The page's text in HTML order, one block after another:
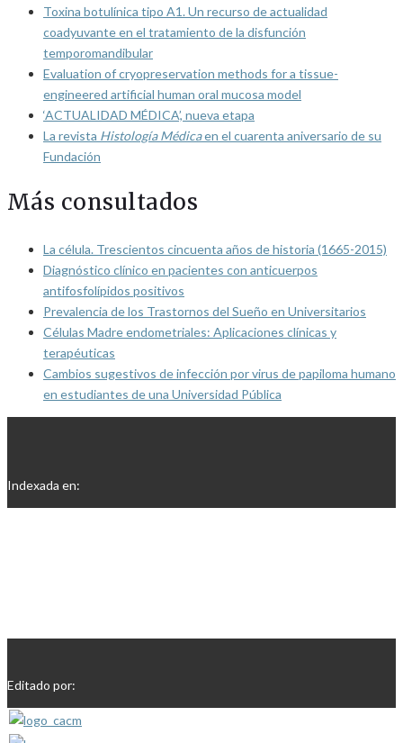
Toxina botulínica tipo A1. Un recurso de actualidad
coadyuvante en el tratamiento de la disfunción
temporomandibular
Evaluation of cryopreservation methods for a tissue-
engineered artificial human oral mucosa model
‘ACTUALIDAD MÉDICA’, nueva etapa
La revista Histología Médicaen el cuarenta aniversario de su
Fundación
Más consultados
La célula. Trescientos cincuenta años de historia (1665-2015)
Diagnóstico clínico en pacientes con anticuerpos
antifosfolípidos positivos
Prevalencia de los Trastornos del Sueño en Universitarios
Células Madre endometriales: Aplicaciones clínicas y
terapéuticas
Cambios sugestivos de infección por virus de papiloma humano
en estudiantes de una Universidad Pública
Indexada en:
Editado por: